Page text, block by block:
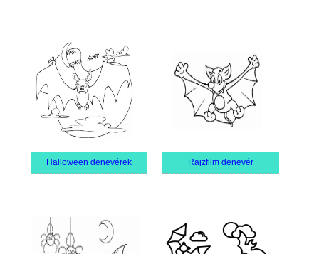
Halloween denevérek Rajzfilm denevér